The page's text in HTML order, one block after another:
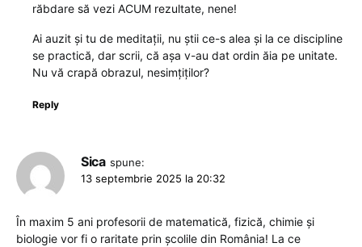
răbdare să vezi ACUM rezultate, nene!
Ai auzit și tu de meditații, nu știi ce-s alea și la ce discipline
se practică, dar scrii, că așa v-au dat ordin ăia pe unitate.
Nu vă crapă obrazul, nesimțiților?
Reply
Sica spune:
13 septembrie 2025 la 20:32
În maxim 5 ani profesorii de matematică, fizică, chimie și
biologie vor fi o raritate prin școlile din România! La ce